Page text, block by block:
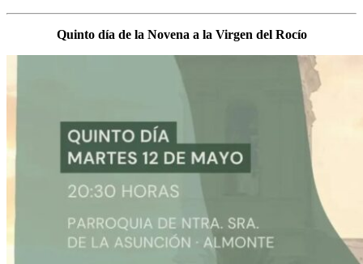
Quinto día de la Novena a la Virgen del Rocío